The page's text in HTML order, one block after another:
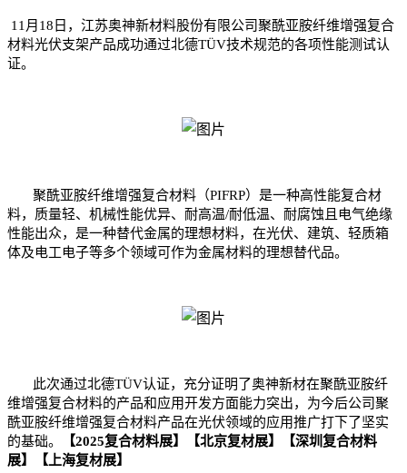
11月18日，江苏奥神新材料股份有限公司聚酰亚胺纤维增强复合
材料光伏支架产品成功通过北德TÜV技术规范的各项性能测试认
证。
聚酰亚胺纤维增强复合材料（PIFRP）是一种高性能复合材
料，质量轻、机械性能优异、耐高温/耐低温、耐腐蚀且电气绝缘
性能出众，是一种替代金属的理想材料，在光伏、建筑、轻质箱
体及电工电子等多个领域可作为金属材料的理想替代品。
此次通过北德TÜV认证，充分证明了奥神新材在聚酰亚胺纤
维增强复合材料的产品和应用开发方面能力突出，为今后公司聚
酰亚胺纤维增强复合材料产品在光伏领域的应用推广打下了坚实
的基础。
【2025复合材料展】【北京复材展】【深圳复合材料
展】【上海复材展】